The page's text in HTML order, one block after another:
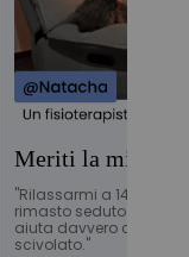
Meriti la
"Rilassarmi a 145°
rimasto seduto troppo
aiuta davvero con il
scivolato."